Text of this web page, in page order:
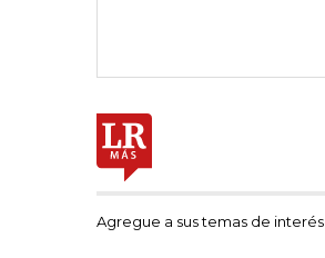
Agregue a sus temas de interés